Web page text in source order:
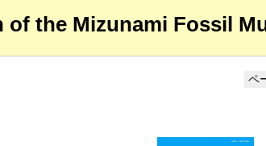
of the Mizunami Fossil
ペ